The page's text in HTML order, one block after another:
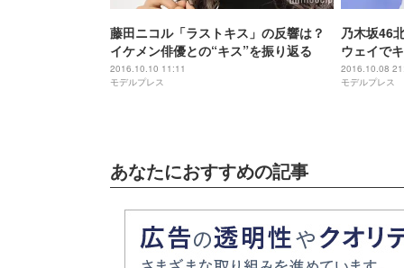
藤田ニコル「ラストキス」の反響は？
イケメン俳優との“キス”を振り返る
2016.10.10 11:11
モデルプレス
乃木坂46
ウェイで
2016 A／
2016.10.08
モデルプレス
あなたにおすすめの記事